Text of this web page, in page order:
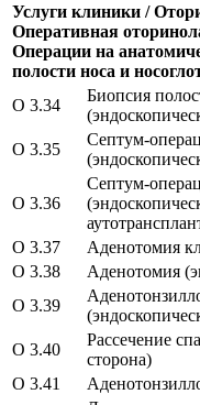
Услуги клиники /
Оперативная
Операции на
полости носа и
O 3.34
Биопсия
O 3.35
Септум-
O 3.36
Септум-
O 3.37 Аденотомия
O 3.38
Аденотомия
O 3.39
O 3.40
Рассечение
сторона)
O 3.41